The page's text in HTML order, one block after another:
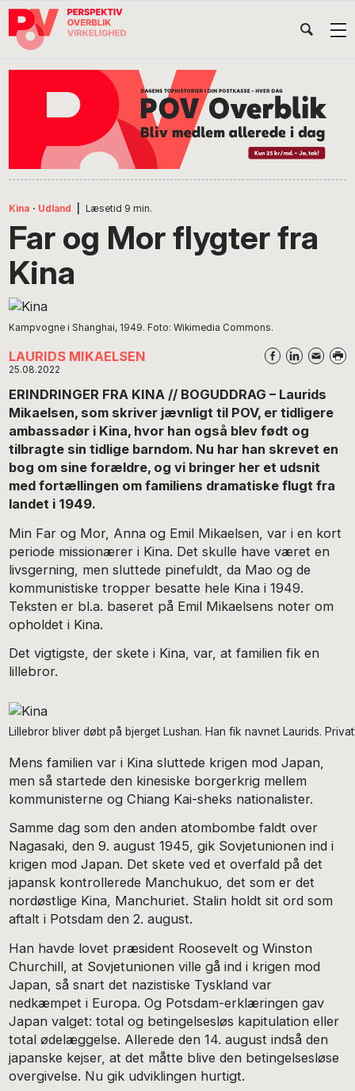
Gå
direkte
Skip
indhold
Gå
direkte
Kina · Udland Læsetid 9 min.
Far og Mor flygter fra
Kina
Kampvogne i Shanghai, 1949. Foto: Wikimedia Commons.
LAURIDS MIKAELSEN
25.08.2022
ERINDRINGER FRA KINA // BOGUDDRAG – Laurids
Mikaelsen, som skriver jævnligt til POV, er tidligere
ambassadør i Kina, hvor han også blev født og
tilbragte sin tidlige barndom. Nu har han skrevet en
bog om sine forældre, og vi bringer her et udsnit
med fortællingen om familiens dramatiske flugt fra
landet i 1949.
Min Far og Mor, Anna og Emil Mikaelsen, var i en kort
periode missionærer i Kina. Det skulle have været en
livsgerning, men sluttede pinefuldt, da Mao og de
kommunistiske tropper besatte hele Kina i 1949.
Teksten er bl.a. baseret på Emil Mikaelsens noter om
opholdet i Kina.
Det vigtigste, der skete i Kina, var, at familien fik en
lillebror.
Lillebror bliver døbt på bjerget Lushan. Han fik navnet Laurids.
Mens familien var i Kina sluttede krigen mod Japan,
men så startede den kinesiske borgerkrig mellem
kommunisterne og Chiang Kai-sheks nationalister.
Samme dag som den anden atombombe faldt over
Nagasaki, den 9. august 1945, gik Sovjetunionen ind i
krigen mod Japan. Det skete ved et overfald på det
japansk kontrollerede Manchukuo, det som er det
nordøstlige Kina, Manchuriet. Stalin holdt sit ord som
aftalt i Potsdam den 2. august.
Han havde lovet præsident Roosevelt og Winston
Churchill, at Sovjetunionen ville gå ind i krigen mod
Japan, så snart det nazistiske Tyskland var
nedkæmpet i Europa. Og Potsdam-erklæringen gav
Japan valget: total og betingelsesløs kapitulation eller
total ødelæggelse. Allerede den 14. august indså den
japanske kejser, at det måtte blive den betingelsesløse
overgivelse. Nu gik udviklingen hurtigt.